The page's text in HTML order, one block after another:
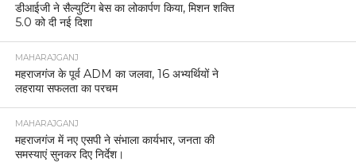
डीआईजी ने सैल्युटिंग बेस का लोकार्पण किया, मिशन शक्ति
5.0 को दी नई दिशा
MAHARAJGANJ
महराजगंज के पूर्व ADM का जलवा, 16 अभ्यर्थियों ने
लहराया सफलता का परचम
MAHARAJGANJ
महराजगंज में नए एसपी ने संभाला कार्यभार, जनता की
समस्याएं सुनकर दिए निर्देश।